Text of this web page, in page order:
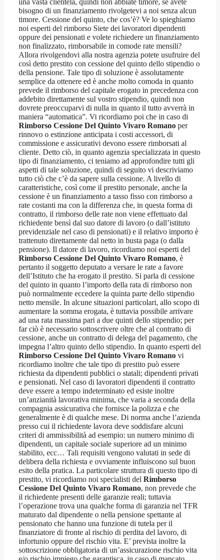
bisogno di un finanziamento rivolgetevi a noi senza alcun
timore. Cessione del quinto, che cos’è? Ve lo spieghiamo
noi esperti del rimborso Siete dei lavoratori dipendenti
oppure dei pensionati e volete richiedere un finanziamento
non finalizzato, rimborsabile in comode rate mensili?
Allora rivolgendovi alla nostra agenzia potete usufruire del
così detto prestito con cessione del quinto dello stipendio o
della pensione. Tale tipo di soluzione è assolutamente
semplice da ottenere ed è anche molto comoda in quanto
prevede il rimborso del capitale erogato in precedenza con
addebito direttamente sul vostro stipendio, quindi non
dovrete preoccuparvi di nulla in quanto il tutto avverrà in
maniera “automatica”. Vi ricordiamo poi che in caso di
Rimborso Cessione Del Quinto Vivaro Romano per
rinnovo o estinzione anticipata i costi accessori, di
commissione e assicurativi devono essere rimborsati al
cliente. Detto ciò, in quanto agenzia specializzata in questo
tipo di finanziamento, ci teniamo ad approfondire tutti gli
aspetti di tale soluzione, quindi di seguito vi descriviamo
tutto ciò che c’è da sapere sulla cessione. A livello di
caratteristiche, così come il prestito personale, anche la
cessione è un finanziamento a tasso fisso con rimborso a
rate costanti ma con la differenza che, in questa forma di
contratto, il rimborso delle rate non viene effettuato dal
richiedente bensì dal suo datore di lavoro (o dall’istituto
previdenziale nel caso di pensionati) e il relativo importo è
trattenuto direttamente dal netto in busta paga (o dalla
pensione). Il datore di lavoro, ricordiamo noi esperti del
Rimborso Cessione Del Quinto Vivaro Romano, è
pertanto il soggetto deputato a versare le rate a favore
dell’Istituto che ha erogato il prestito. Si parla di cessione
del quinto in quanto l’importo della rata di rimborso non
può normalmente eccedere la quinta parte dello stipendio
netto mensile. In alcune situazioni particolari, allo scopo di
aumentare la somma erogata, è tuttavia possibile arrivare
ad una rata massima pari a due quinti dello stipendio; per
far ciò è necessario sottoscrivere oltre che al contratto di
cessione, anche un contratto di delega del pagamento, che
impegna l’altro quinto dello stipendio. In quanto esperti del
Rimborso Cessione Del Quinto Vivaro Romano vi
ricordiamo inoltre che tale tipo di prestito può essere
richiesta da dipendenti pubblici o statali; dipendenti privati
e pensionati. Nel caso di lavoratori dipendenti il contratto
deve essere a tempo indeterminato ed esiste inoltre
un’anzianità lavorativa minima, che varia a seconda della
compagnia assicurativa che fornisce la polizza e che
generalmente è di qualche mese. Di norma anche l’azienda
presso cui il richiedente lavora deve soddisfare alcuni
criteri di ammissibilità ad esempio: un numero minimo di
dipendenti, un capitale sociale superiore ad un minimo
stabilito, ecc… Tali requisiti vengono valutati in sede di
delibera della richiesta e ovviamente influiscono sul buon
esito della pratica. La particolare struttura di questo tipo di
prestito, vi ricordiamo noi specialisti del Rimborso
Cessione Del Quinto Vivaro Romano, non prevede che
il richiedente presenti delle garanzie reali; tuttavia
l’operazione trova una qualche forma di garanzia nel TFR
maturato dal dipendente o nella pensione spettante al
pensionato che hanno una funzione di tutela per il
finanziatore di fronte al rischio di perdita del lavoro, di
infortunio oppure del rischio vita. E’ prevista inoltre la
sottoscrizione obbligatoria di un’assicurazione rischio vita